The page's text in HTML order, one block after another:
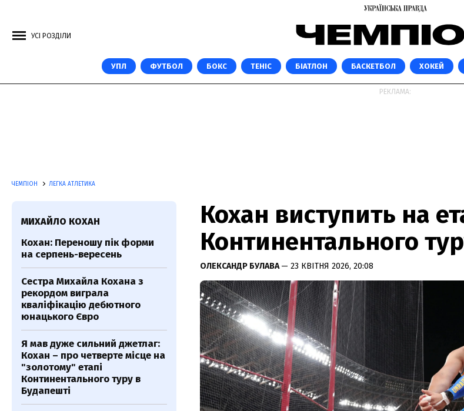
УСІ РОЗДІЛИ
УПЛ ФУТБОЛ БОКС ТЕНІС БІАТЛОН БАСКЕТБОЛ ХОКЕЙ
РЕКЛАМА:
ЧЕМПІОН ЛЕГКА АТЛЕТИКА
Кохан виступить на
Континентального
ОЛЕКСАНДР БУЛАВА— 23 КВІТНЯ 2026, 20:08
МИХАЙЛО КОХАН
Кохан: Переношу пік форми
на серпень-вересень
Сестра Михайла Кохана з
рекордом виграла
кваліфікацію дебютного
юнацького Євро
Я мав дуже сильний джетлаг:
Кохан – про четверте місце на
"золотому" етапі
Континентального туру в
Будапешті